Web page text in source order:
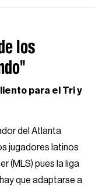
los
para el Tri y
del Atlanta
jugadores latinos
(MLS) pues la liga
que adaptarse a